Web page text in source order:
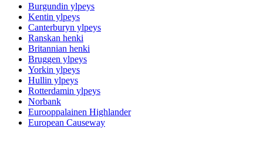
Burgundin ylpeys
Kentin ylpeys
Canterburyn ylpeys
Ranskan henki
Britannian henki
Bruggen ylpeys
Yorkin ylpeys
Hullin ylpeys
Rotterdamin ylpeys
Norbank
Eurooppalainen Highlander
European Causeway